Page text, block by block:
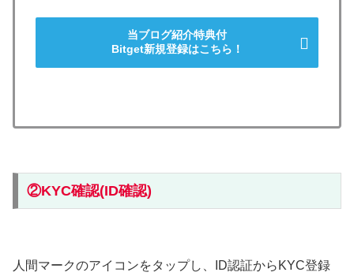
当ブログ紹介特典付
Bitget新規登録はこちら！
②KYC確認(ID確認)
人間マークのアイコンをタップし、ID認証からKYC登録